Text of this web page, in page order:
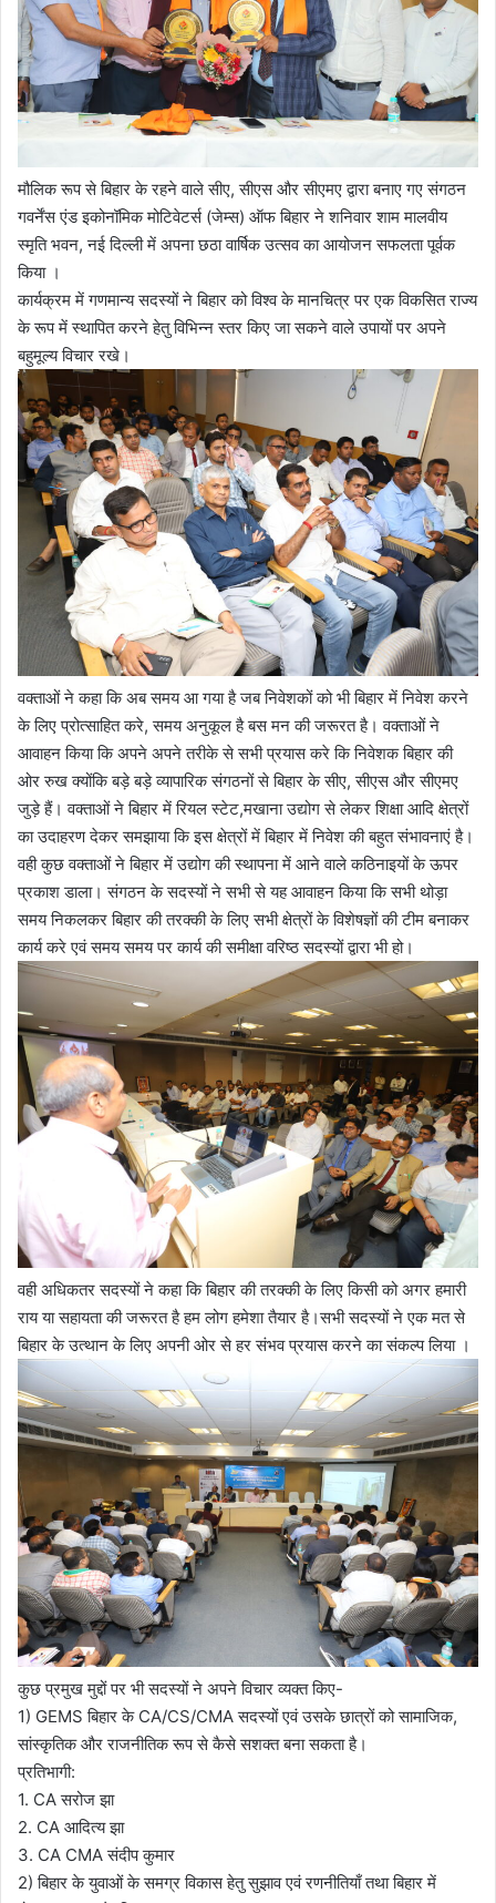
मौलिक रूप से बिहार के रहने वाले सीए, सीएस और सीएमए द्वारा बनाए गए संगठन
गवर्नेंस एंड इकोनॉमिक मोटिवेटर्स (जेम्स) ऑफ बिहार ने शनिवार शाम मालवीय
स्मृति भवन, नई दिल्ली में अपना छठा वार्षिक उत्सव का आयोजन सफलता पूर्वक
किया ।
कार्यक्रम में गणमान्य सदस्यों ने बिहार को विश्व के मानचित्र पर एक विकसित राज्य
के रूप में स्थापित करने हेतु विभिन्न स्तर किए जा सकने वाले उपायों पर अपने
बहुमूल्य विचार रखे।
वक्ताओं ने कहा कि अब समय आ गया है जब निवेशकों को भी बिहार में निवेश करने
के लिए प्रोत्साहित करे, समय अनुकूल है बस मन की जरूरत है। वक्ताओं ने
आवाहन किया कि अपने अपने तरीके से सभी प्रयास करे कि निवेशक बिहार की
ओर रुख क्योंकि बड़े बड़े व्यापारिक संगठनों से बिहार के सीए, सीएस और सीएमए
जुड़े हैं। वक्ताओं ने बिहार में रियल स्टेट,मखाना उद्योग से लेकर शिक्षा आदि क्षेत्रों
का उदाहरण देकर समझाया कि इस क्षेत्रों में बिहार में निवेश की बहुत संभावनाएं है।
वही कुछ वक्ताओं ने बिहार में उद्योग की स्थापना में आने वाले कठिनाइयों के ऊपर
प्रकाश डाला। संगठन के सदस्यों ने सभी से यह आवाहन किया कि सभी थोड़ा
समय निकलकर बिहार की तरक्की के लिए सभी क्षेत्रों के विशेषज्ञों की टीम बनाकर
कार्य करे एवं समय समय पर कार्य की समीक्षा वरिष्ठ सदस्यों द्वारा भी हो।
वही अधिकतर सदस्यों ने कहा कि बिहार की तरक्की के लिए किसी को अगर हमारी
राय या सहायता की जरूरत है हम लोग हमेशा तैयार है।सभी सदस्यों ने एक मत से
बिहार के उत्थान के लिए अपनी ओर से हर संभव प्रयास करने का संकल्प लिया ।
कुछ प्रमुख मुद्दों पर भी सदस्यों ने अपने विचार व्यक्त किए-
1) GEMS बिहार के CA/CS/CMA सदस्यों एवं उसके छात्रों को सामाजिक,
सांस्कृतिक और राजनीतिक रूप से कैसे सशक्त बना सकता है।
प्रतिभागी:
1. CA सरोज झा
2. CA आदित्य झा
3. ⁠CA CMA संदीप कुमार
2) बिहार के युवाओं के समग्र विकास हेतु सुझाव एवं रणनीतियाँ तथा बिहार में